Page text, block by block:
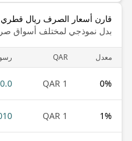
قارن أسعار الصرف ريال قطري
بدل نموذجي لمختلف أسواق
معدل QAR
0%
1 QAR
0.0 QAR
1%
1 QAR
QAR